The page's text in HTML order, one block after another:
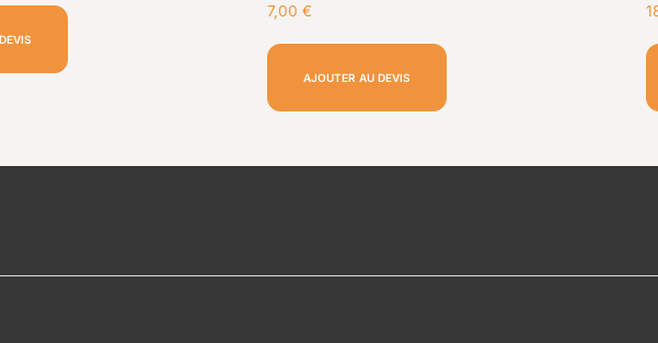
7,00 €
AJOUTER AU DEVIS